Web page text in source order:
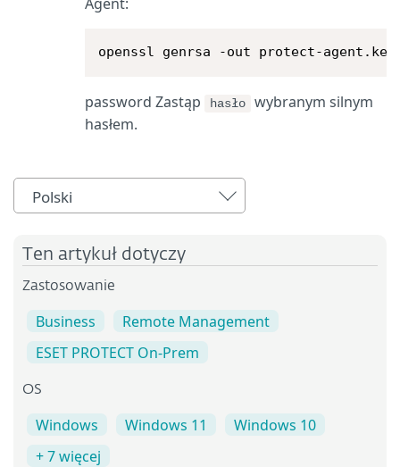
openssl genrsa -out protect-
password Zastąp hasło
wybranym silnym
hasłem.
Polski
Ten artykuł dotyczy
Zastosowanie
Business
Remote Management
ESET PROTECT On-Prem
OS
Windows Windows 11
Windows 10
+ 7 więcej